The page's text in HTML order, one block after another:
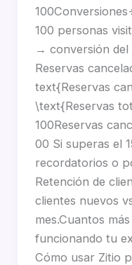
100 personas
→ conversión del
Reservas
text{Reservas
\text{Reservas
100Reservas
00 Si superas el
recordatorios o
Retención de
clientes nuevos
mes.Cuantos
funcionando tu
Cómo usar Zitio